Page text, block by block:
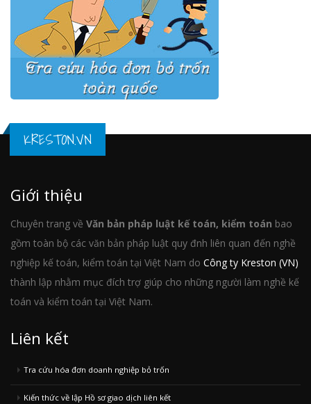
KRESTON.VN
Giới thiệu
Chuyên trang về Văn bản pháp luật kế toán, kiểm toán bao
gồm toàn bộ các văn bản pháp luật quy đnh liên quan đến nghề
nghiệp kế toán, kiểm toán tại Việt Nam do Công ty Kreston (VN)
thành lập nhằm mục đích trợ giúp cho những người làm nghề kế
toán và kiểm toán tại Việt Nam.
Liên kết
Tra cứu hóa đơn doanh nghiệp bỏ trốn
Kiến thức về lập Hồ sơ giao dịch liên kết